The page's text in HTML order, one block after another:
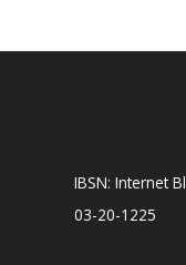
IBSN: Internet
03-20-1225